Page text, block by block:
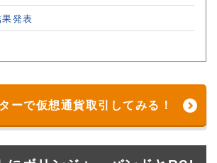
発表
ーで仮想通貨取引してみる！